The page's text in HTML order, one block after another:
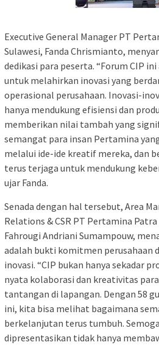
Executive General Manager PT
Sulawesi, Fanda Chrismianto,
dedikasi para peserta. “Forum CIP
untuk melahirkan inovasi yang
operasional perusahaan. Inovasi-
hanya mendukung efisiensi dan
memberikan nilai tambah yang
semangat para insan Pertamina
melalui ide-ide kreatif mereka, dan
terus terjaga untuk mendukung
ujar Fanda.
Senada dengan hal tersebut, Area
Relations & CSR PT Pertamina
Fahrougi Andriani Sumampouw,
adalah bukti komitmen perusahaan
inovasi. “CIP bukan hanya sekadar
nyata kolaborasi dan kreativitas
tantangan di lapangan. Dengan 58
ini, kita bisa melihat bagaimana
berkelanjutan terus tumbuh.
dipresentasikan tidak hanya